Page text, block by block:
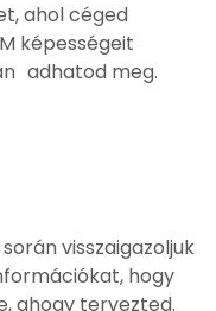
ahol céged
képességeit
adhatod meg.
visszaigazoljuk
hogy
ahogy tervezted.